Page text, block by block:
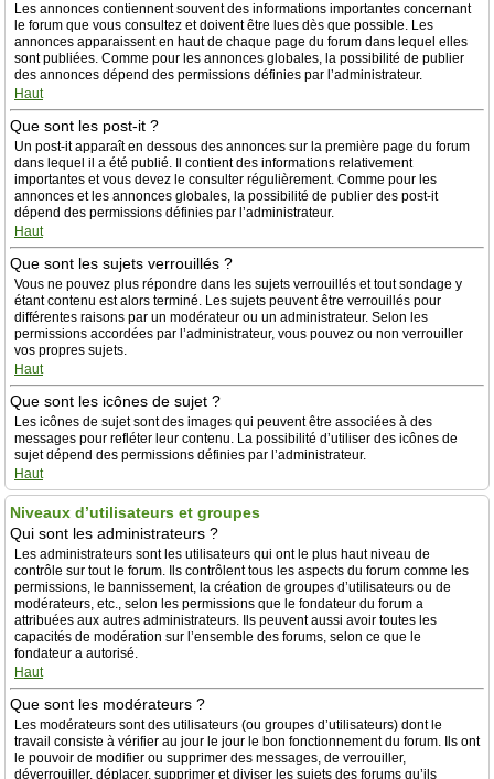
Les annonces contiennent souvent des informations importantes concernant
le forum que vous consultez et doivent être lues dès que possible. Les
annonces apparaissent en haut de chaque page du forum dans lequel elles
sont publiées. Comme pour les annonces globales, la possibilité de publier
des annonces dépend des permissions définies par l’administrateur.
Haut
Que sont les post-it ?
Un post-it apparaît en dessous des annonces sur la première page du forum
dans lequel il a été publié. Il contient des informations relativement
importantes et vous devez le consulter régulièrement. Comme pour les
annonces et les annonces globales, la possibilité de publier des post-it
dépend des permissions définies par l’administrateur.
Haut
Que sont les sujets verrouillés ?
Vous ne pouvez plus répondre dans les sujets verrouillés et tout sondage y
étant contenu est alors terminé. Les sujets peuvent être verrouillés pour
différentes raisons par un modérateur ou un administrateur. Selon les
permissions accordées par l’administrateur, vous pouvez ou non verrouiller
vos propres sujets.
Haut
Que sont les icônes de sujet ?
Les icônes de sujet sont des images qui peuvent être associées à des
messages pour refléter leur contenu. La possibilité d’utiliser des icônes de
sujet dépend des permissions définies par l’administrateur.
Haut
Niveaux d’utilisateurs et groupes
Qui sont les administrateurs ?
Les administrateurs sont les utilisateurs qui ont le plus haut niveau de
contrôle sur tout le forum. Ils contrôlent tous les aspects du forum comme les
permissions, le bannissement, la création de groupes d’utilisateurs ou de
modérateurs, etc., selon les permissions que le fondateur du forum a
attribuées aux autres administrateurs. Ils peuvent aussi avoir toutes les
capacités de modération sur l’ensemble des forums, selon ce que le
fondateur a autorisé.
Haut
Que sont les modérateurs ?
Les modérateurs sont des utilisateurs (ou groupes d’utilisateurs) dont le
travail consiste à vérifier au jour le jour le bon fonctionnement du forum. Ils ont
le pouvoir de modifier ou supprimer des messages, de verrouiller,
déverrouiller, déplacer, supprimer et diviser les sujets des forums qu’ils